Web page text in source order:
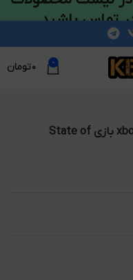
0 ۰تومان
محصولات برچسب خورده “اورجینال xbox بازی State of
تماس باشید